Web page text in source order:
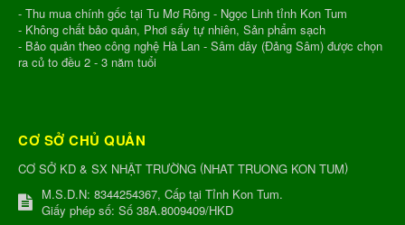
- Thu mua chính gốc tại Tu Mơ Rông - Ngọc Linh tỉnh Kon Tum
- Không chất bảo quản, Phơi sấy tự nhiên, Sản phẩm sạch
- Bảo quản theo công nghệ Hà Lan - Sâm dây (Đảng Sâm) được chọn
ra củ to đều 2 - 3 năm tuổi
CƠ SỞ CHỦ QUẢN
CƠ SỞ KD & SX NHẬT TRƯỜNG (NHAT TRUONG KON TUM)
M.S.D.N: 8344254367, Cấp tại Tỉnh Kon Tum.
Giấy phép số: Số 38A.8009409/HKD